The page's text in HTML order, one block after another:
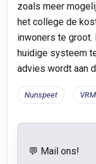
zoals meer
het college de
inwoners te groot.
huidige systeem
advies wordt aan
Nunspeet
💬 Mail ons!